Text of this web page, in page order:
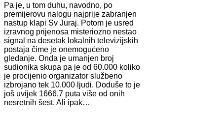
Pa je, u tom duhu, navodno, po
premijerovu nalogu najprije zabranjen
nastup klapi Sv Juraj. Potom je usred
izravnog prijenosa misteriozno nestao
signal na desetak lokalnih televizijskih
postaja čime je onemogućeno
gledanje. Onda je umanjen broj
sudionika skupa pa je od 60.000 koliko
je procijenio organizator službeno
izbrojano tek 10.000 ljudi. Doduše to je
još uvijek 1666,7 puta više od onih
nesretnih šest. Ali ipak…